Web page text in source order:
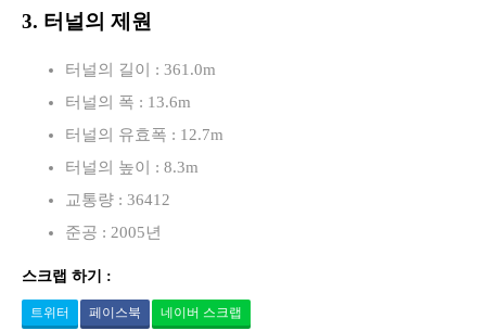
3. 터널의 제원
터널의 길이 : 361.0m
터널의 폭 : 13.6m
터널의 유효폭 : 12.7m
터널의 높이 : 8.3m
교통량 : 36412
준공 : 2005년
스크랩 하기 :
트위터 페이스북 네이버 스크랩